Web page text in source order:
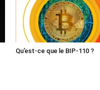
Qu’est-ce que le BIP-110 ?